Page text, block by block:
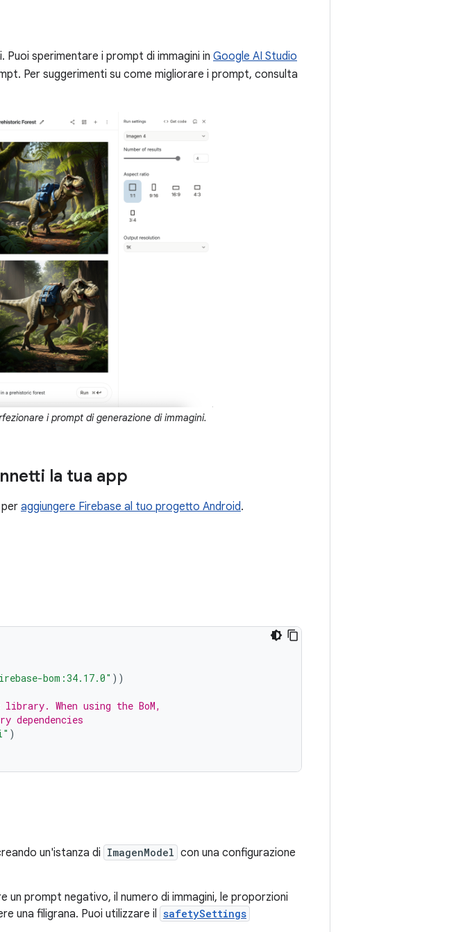
sperimentare i prompt di immagini in Google AI Studio
Per suggerimenti su come migliorare i prompt, consulta
i prompt di generazione di immagini.
la tua app
aggiungere Firebase al tuo progetto Android.
bom:34.17.0" ))
When using the BoM,
)
un'istanza di ImagenModel con una configurazione
un prompt negativo, il numero di immagini, le proporzioni
una filigrana. Puoi utilizzare il
safetySettings